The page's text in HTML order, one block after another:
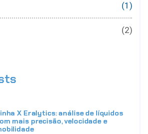
(1)
(2)
X Eralytics: análise de líquidos
mais precisão, velocidade e